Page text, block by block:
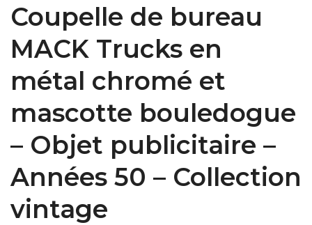
Coupelle de bureau
MACK Trucks en
métal chromé et
mascotte bouledogue
– Objet publicitaire –
Années 50 – Collection
vintage